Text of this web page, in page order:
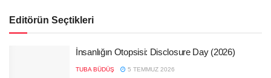
Editörün Seçtikleri
İnsanlığın Otopsisi: Disclosure Day (2026)
TUBA BÜDÜŞ 5 TEMMUZ 2026